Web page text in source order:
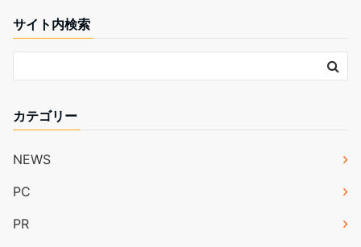
サイト内検索
カテゴリー
NEWS
PC
PR